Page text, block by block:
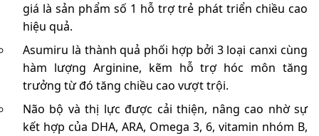
giá là sản phẩm số 1 hỗ trợ trẻ phát triển chiều cao
hiệu quả.
Asumiru là thành quả phối hợp bởi 3 loại canxi cùng
hàm lượng Arginine, kẽm hỗ trợ hóc môn tăng
trưởng từ đó tăng chiều cao vượt trội.
Não bộ và thị lực được cải thiện, nâng cao nhờ sự
kết hợp của DHA, ARA, Omega 3, 6, vitamin nhóm B,